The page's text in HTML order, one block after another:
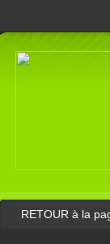
RETOUR à la